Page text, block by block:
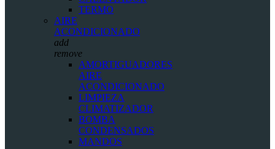
TERMO
AIRE
ACONDICIONADO
add
remove
AMORTIGUADORES
AIRE
ACONDICIONADO
LIMPIEZA
CLIMATIZADOR
BOMBA
CONDENSADOS
MANDOS